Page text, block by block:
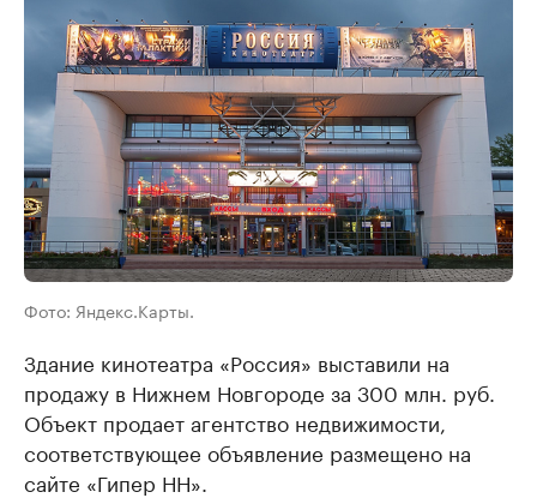
Фото: Яндекс.Карты.
Здание кинотеатра «Россия» выставили на
продажу в Нижнем Новгороде за 300 млн. руб.
Объект продает агентство недвижимости,
соответствующее объявление размещено на
сайте «Гипер НН».